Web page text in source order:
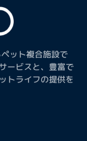
ット複合施設で
ービスと、豊富で
トライフの提供を